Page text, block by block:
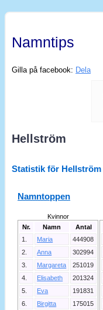
Namntips
Gilla på facebook: Dela
Hellström
Statistik för Hellström
Namntoppen
Kvinnor
Nr.
Namn
Antal
1.
Maria
444908
2.
Anna
302994
3.
Margareta
251019
4.
Elisabeth
201324
5.
Eva
191831
6.
Birgitta
175015